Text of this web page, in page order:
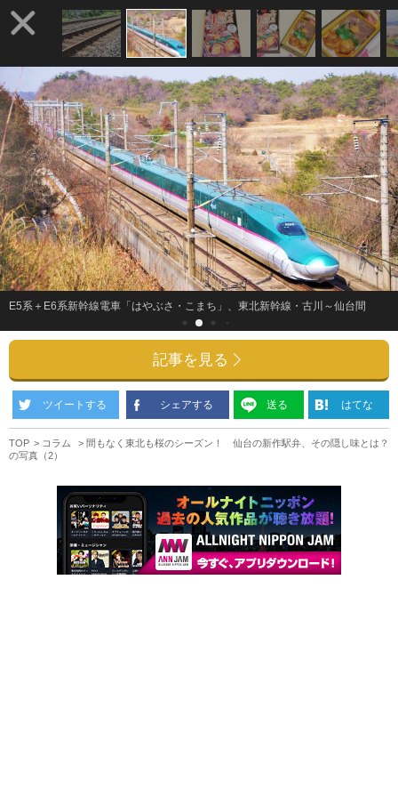
E5系＋E6系新幹線電車「はやぶさ・こまち」、東北新幹線・古川～仙台間
記事を見る
ツイートする シェアする 送る はてな
TOP コラム
間もなく東北も桜のシーズン！ 仙台の新作駅弁、その隠し味とは？
の写真（2）